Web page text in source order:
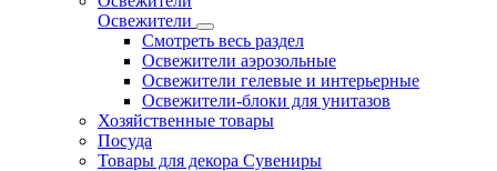
Освежители
Смотреть весь раздел
Освежители аэрозольные
Освежители гелевые и интерьерные
Освежители-блоки для унитазов
Хозяйственные товары
Посуда
Товары для декора Сувениры